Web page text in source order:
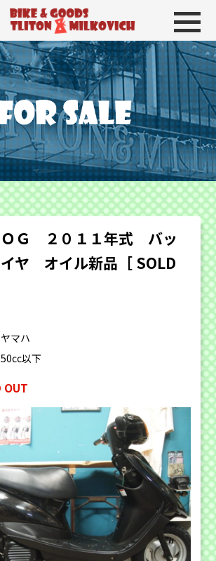
トリトン＆ミルコビッチ BIKE＆
Ｇ ２０１１年式 バッ
ヤ オイル新品［ SOLD
ヤマハ
50cc以下
OUT